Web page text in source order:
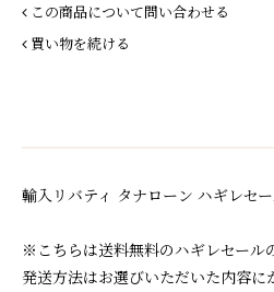
この商品について問い合わせる
買い物を続ける
輸入リバティ タナローン ハギレセ
※こちらは送料無料のハギレセール
発送方法はお選びいただいた内容に